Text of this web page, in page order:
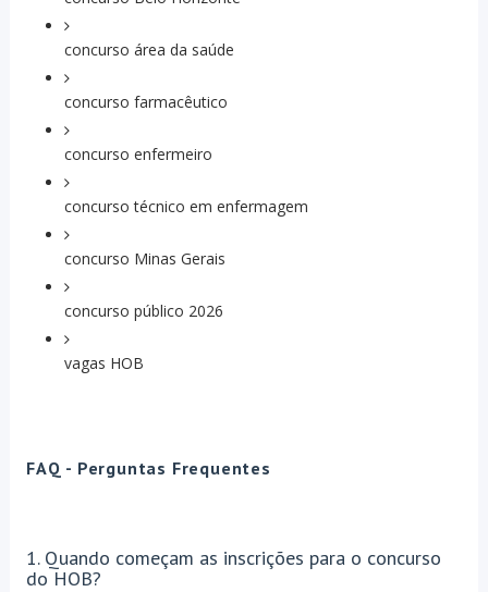
concurso área da saúde
concurso farmacêutico
concurso enfermeiro
concurso técnico em enfermagem
concurso Minas Gerais
concurso público 2026
vagas HOB
FAQ - Perguntas Frequentes
1. Quando começam as inscrições para o concurso
do HOB?